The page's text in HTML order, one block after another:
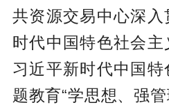
共资源交易中心深
时代中国特色社会
习近平新时代中国
题教育“学思想、强